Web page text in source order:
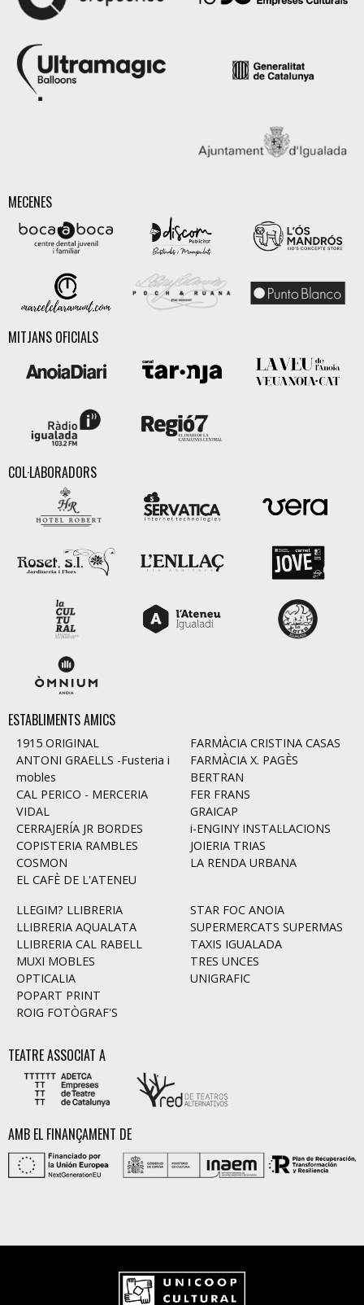
MECENES
MITJANS OFICIALS
COL·LABORADORS
ESTABLIMENTS AMICS
1915 ORIGINAL
ANTONI GRAELLS -Fusteria i
mobles
CAL PERICO - MERCERIA
VIDAL
CERRAJERÍA JR BORDES
COPISTERIA RAMBLES
COSMON
EL CAFÈ DE L'ATENEU
FARMÀCIA CRISTINA CASAS
FARMÀCIA X. PAGÈS
BERTRAN
FER FRANS
GRAICAP
i-ENGINY INSTAL·LACIONS
JOIERIA TRIAS
LA RENDA URBANA
LLEGIM? LLIBRERIA
LLIBRERIA AQUALATA
LLIBRERIA CAL RABELL
MUXI MOBLES
OPTICALIA
POPART PRINT
ROIG FOTÒGRAF'S
STAR FOC ANOIA
SUPERMERCATS SUPERMAS
TAXIS IGUALADA
TRES UNCES
UNIGRAFIC
TEATRE ASSOCIAT A
AMB EL FINANÇAMENT DE